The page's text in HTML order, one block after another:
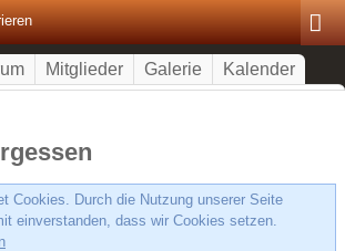
Mitglieder Galerie Kalender
Cookies. Durch die Nutzung unserer Seite
einverstanden, dass wir Cookies setzen.